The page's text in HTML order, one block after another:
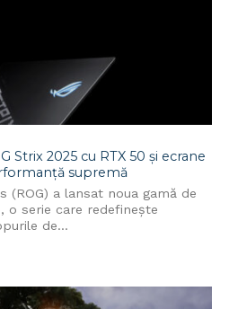
Strix 2025 cu RTX 50 și ecrane
supremă
(ROG) a lansat noua gamă de
o serie care redefinește
de...